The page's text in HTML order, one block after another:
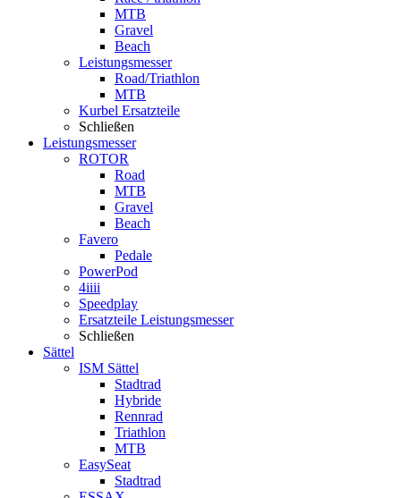
MTB
Gravel
Beach
Leistungsmesser
Road/Triathlon
MTB
Kurbel Ersatzteile
Schließen
Leistungsmesser
ROTOR
Road
MTB
Gravel
Beach
Favero
Pedale
PowerPod
4iiii
Speedplay
Ersatzteile Leistungsmesser
Schließen
Sättel
ISM Sättel
Stadtrad
Hybride
Rennrad
Triathlon
MTB
EasySeat
Stadtrad